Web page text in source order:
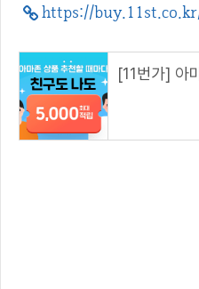
https://